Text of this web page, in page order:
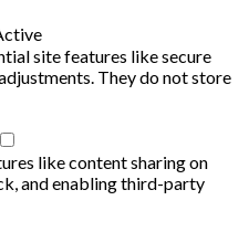
site features like secure
They do not store
like content sharing on
and enabling third-party